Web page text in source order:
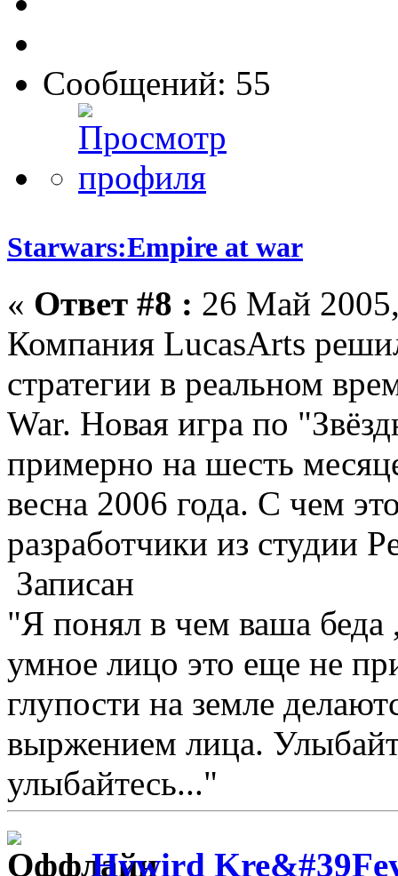
Сообщений: 55
Starwars:Empire at war
« Ответ #8 : 26 Май
Компания LucasArts
стратегии в реальном
War. Новая игра по
примерно на шесть
весна 2006 года. С чем
разработчики из студии
Записан
"Я понял в чем ваша
умное лицо это еще не
глупости на земле
выржением лица.
улыбайтесь..."
Hywird